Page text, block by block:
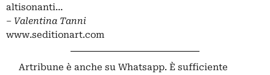
altisonanti…
– Valentina Tanni
www.seditionart.com
Artribune è anche su Whatsapp. È sufficiente